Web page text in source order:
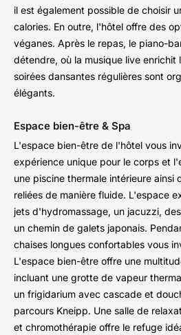
il est également possible de choisir
calories. En outre, l'hôtel offre des
véganes. Après le repas, le piano-
détendre, où la musique live enrichit
soirées dansantes régulières sont
élégants.
Espace bien-être & Spa
L'espace bien-être de l'hôtel vous
expérience unique pour le corps et
une piscine thermale intérieure ainsi
reliées de manière fluide. L'espace
jets d'hydromassage, un jacuzzi,
un chemin de galets japonais.
chaises longues confortables vous
L'espace bien-être offre une
incluant une grotte de vapeur
un frigidarium avec cascade et
parcours Kneipp. Une salle de
et chromothérapie offre le refuge